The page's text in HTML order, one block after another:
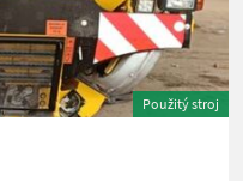
Použitý stroj